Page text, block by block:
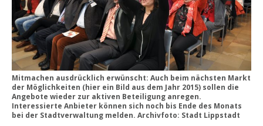
Mitmachen ausdrücklich erwünscht: Auch beim nächsten Markt
der Möglichkeiten (hier ein Bild aus dem Jahr 2015) sollen die
Angebote wieder zur aktiven Beteiligung anregen.
Interessierte Anbieter können sich noch bis Ende des Monats
bei der Stadtverwaltung melden. Archivfoto: Stadt Lippstadt